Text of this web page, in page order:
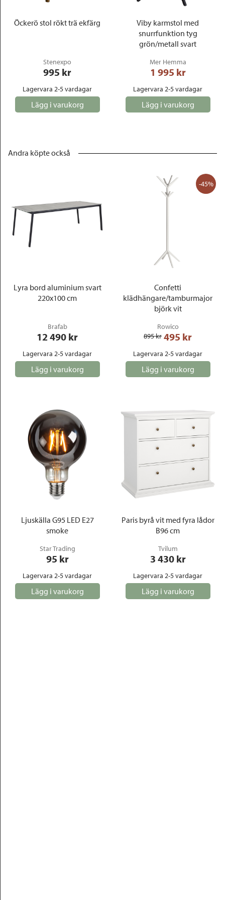
Öckerö stol rökt trä ekfärg
Stenexpo
995 kr
Lagervara 2-5 vardagar
Lägg i varukorg
Viby karmstol med
snurrfunktion tyg
grön/metall svart
Mer Hemma
1 995 kr
Lagervara 2-5 vardagar
Lägg i varukorg
Andra köpte också
Lyra bord aluminium svart
220x100 cm
Brafab
12 490 kr
Lagervara 2-5 vardagar
Lägg i varukorg
-45%
Confetti
klädhängare/tamburmajor
björk vit
Rowico
895 kr 495 kr
Lagervara 2-5 vardagar
Lägg i varukorg
Ljuskälla G95 LED E27
smoke
Star Trading
95 kr
Lagervara 2-5 vardagar
Lägg i varukorg
Paris byrå vit med fyra lådor
B96 cm
Tvilum
3 430 kr
Lagervara 2-5 vardagar
Lägg i varukorg